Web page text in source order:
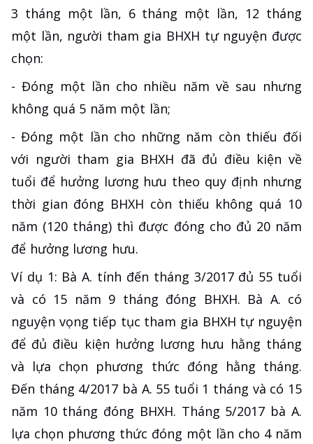
3 tháng một lần, 6 tháng một lần, 12 tháng
một lần, người tham gia BHXH tự nguyện được
chọn:
- Đóng một lần cho nhiều năm về sau nhưng
không quá 5 năm một lần;
- Đóng một lần cho những năm còn thiếu đối
với người tham gia BHXH đã đủ điều kiện về
tuổi để hưởng lương hưu theo quy định nhưng
thời gian đóng BHXH còn thiếu không quá 10
năm (120 tháng) thì được đóng cho đủ 20 năm
để hưởng lương hưu.
Ví dụ 1: Bà A. tính đến tháng 3/2017 đủ 55 tuổi
và có 15 năm 9 tháng đóng BHXH. Bà A. có
nguyện vọng tiếp tục tham gia BHXH tự nguyện
để đủ điều kiện hưởng lương hưu hằng tháng
và lựa chọn phương thức đóng hằng tháng.
Đến tháng 4/2017 bà A. 55 tuổi 1 tháng và có 15
năm 10 tháng đóng BHXH. Tháng 5/2017 bà A.
lựa chọn phương thức đóng một lần cho 4 năm